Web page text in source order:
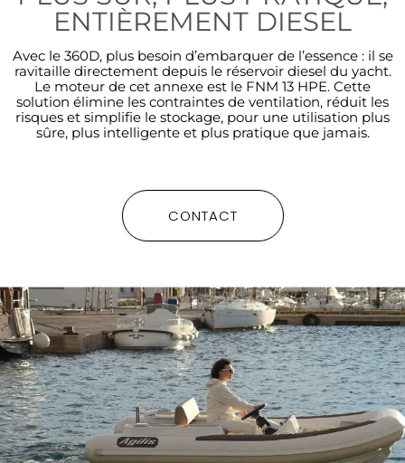
ENTIÈREMENT DIESEL
Avec le 360D, plus besoin d’embarquer de l’essence : il se
ravitaille directement depuis le réservoir diesel du yacht.
Le moteur de cet annexe est le FNM 13 HPE. Cette
solution élimine les contraintes de ventilation, réduit les
risques et simplifie le stockage, pour une utilisation plus
sûre, plus intelligente et plus pratique que jamais.
CONTACT